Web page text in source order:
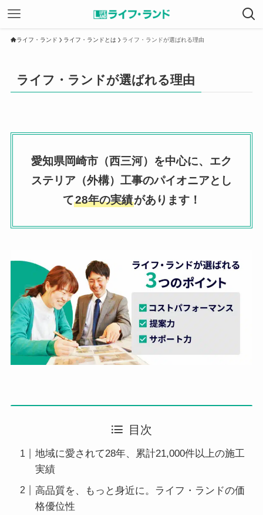
ライフ・ランド ライフ・ランドとは ライフ・ランドが選ばれる理由
ライフ・ランドが選ばれる理由
愛知県岡崎市（西三河）を中心に、エク
ステリア（外構）工事のパイオニアとし
て28年の実績があります！
目次
地域に愛されて28年、累計21,000件以上の施工
実績
高品質を、もっと身近に。ライフ・ランドの価
格優位性